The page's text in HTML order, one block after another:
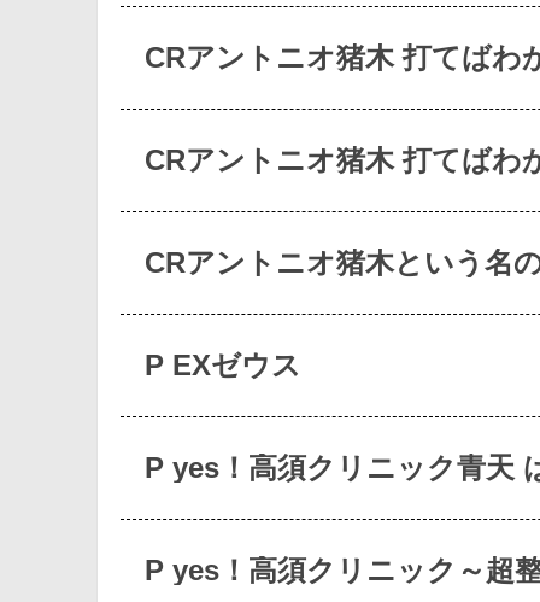
CRアントニオ猪木 打てば
CRアントニオ猪木 打てば
CRアントニオ猪木という名
P EXゼウス
P yes！高須クリニック青天
P yes！高須クリニック～超